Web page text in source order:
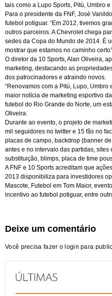
tais como a Lupo Sports, Pitú, Umbro
Para o presidente da FNF, José
futebol potiguar. “Em 2012, tivemos
outros parceiros. A Chevrolet chega
sedes da Copa do Mundo de 2014. É
mostrar que estamos no caminho
O diretor da 10 Sports, Alan Oliveira,
marketing, destacando as
dos patrocinadores e atraindo novos.
“Renovamos com a Pitú, Lupo,
maior notícia de marketing esportivo
futebol do Rio Grande do Norte, um
Oliveira.
Durante ao evento, o projeto de
mil seguidores no twitter e 15 fãs no
placas de campo, backdrop (banner
antes e no intervalo das partidas,
substituição, blimps, placa de time
A FNF e 10 Sports acreditam que
2013 disponibiliza para investidores
Mascote, Futebol em Tom Maior,
incentivo ao futebol potiguar, entre
Deixe um comentário
Você precisa fazer o login para